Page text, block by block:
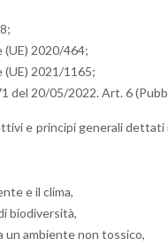
(UE) 2020/464;
(UE) 2021/1165;
del 20/05/2022. Art. 6
e prin­ci­pi ge­ne­ra­li det­ta­ti
e il clima,
bio­di­v­er­si­tà,
am­bien­te non tos­si­co,